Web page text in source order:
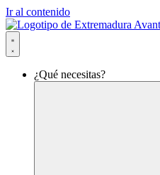
Ir al contenido
¿Qué necesitas?